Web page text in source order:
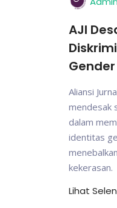
AJI
Aliansi
mendesak
dalam
identitas
kekerasan.
Lihat